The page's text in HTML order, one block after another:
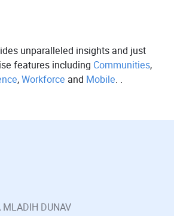
unparalleled insights and just
features including Communities,
,Workforce and Mobile. .
MLADIH DUNAV